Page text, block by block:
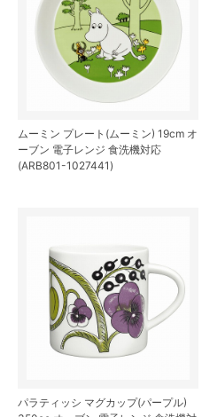
ムーミン プレート(ムーミン) 19cm オ
ーブン 電子レンジ 食洗機対応
(ARB801-1027441)
パラティッシ マグカップ(パープル)